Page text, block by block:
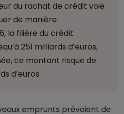
du rachat de crédit voie
de manière
la filière du crédit
251 milliards d’euros,
ce montant risque de
d’euros.
emprunts prévoient de